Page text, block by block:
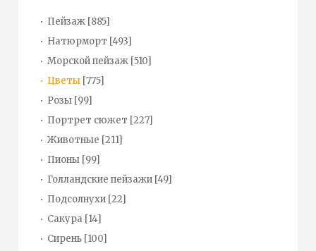
Пейзаж [885]
Натюрморт [493]
Морской пейзаж [510]
Цветы [775]
Розы [99]
Портрет сюжет [227]
Животные [211]
Пионы [99]
Голландские пейзажи [49]
Подсолнухи [22]
Сакура [14]
Сирень [100]